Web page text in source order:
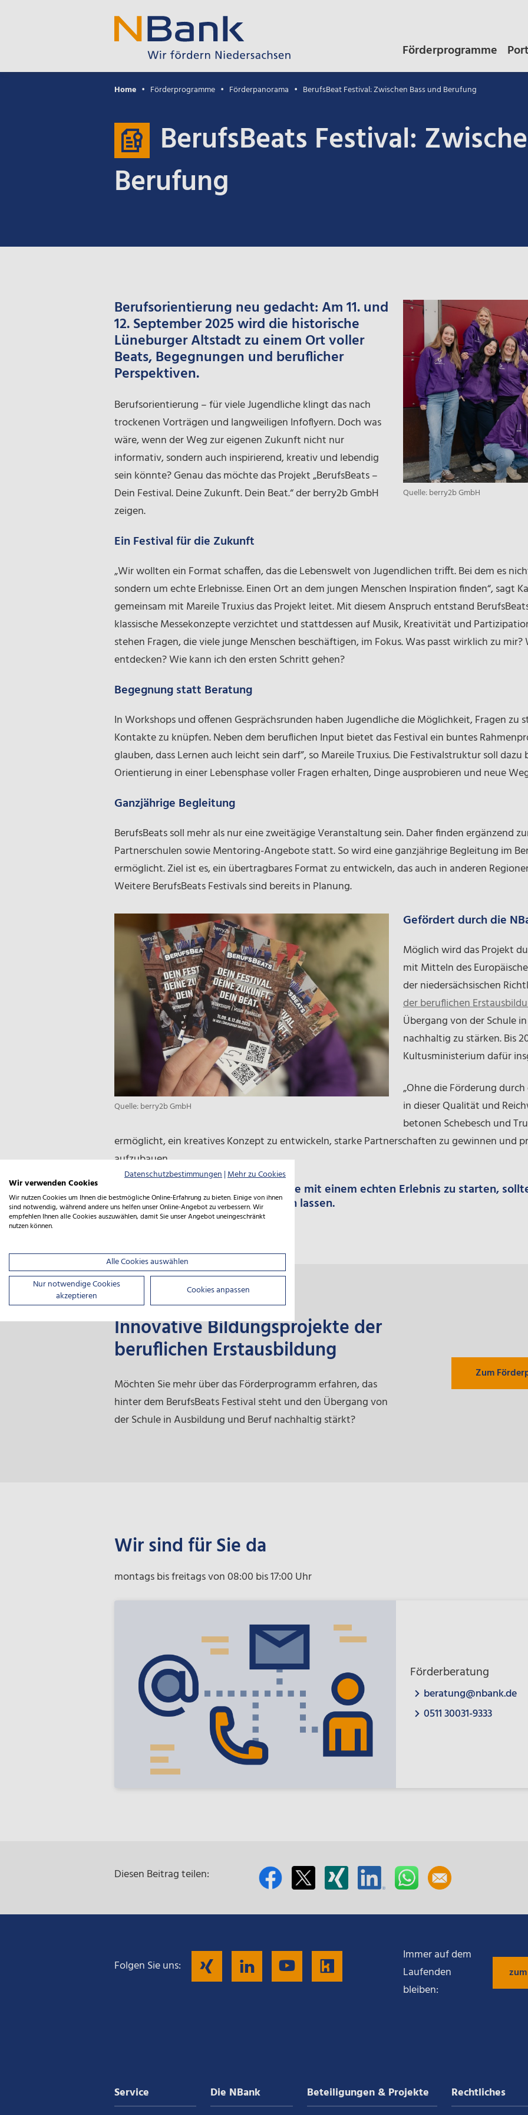
Förderprogramme
Home Förderprogramme Förderpanorama BerufsBeat Festival: Zwischen Bass und Berufung
BerufsBeats Festival:
Berufung
Quelle: berry2b GmbH
Berufsorientierung neu gedacht: Am 11. und
12. September 2025 wird die historische
Lüneburger Altstadt zu einem Ort voller
Beats, Begegnungen und beruflicher
Perspektiven.
Berufsorientierung – für viele Jugendliche klingt das nach
trockenen Vorträgen und langweiligen Infoflyern. Doch was
wäre, wenn der Weg zur eigenen Zukunft nicht nur
informativ, sondern auch inspirierend, kreativ und lebendig
sein könnte? Genau das möchte das Projekt „BerufsBeats –
Dein Festival. Deine Zukunft. Dein Beat.“ der berry2b GmbH
zeigen.
Ein Festival für die Zukunft
„Wir wollten ein Format schaffen, das die Lebenswelt von Jugendlichen trifft. Bei dem es
sondern um echte Erlebnisse. Einen Ort an dem jungen Menschen Inspiration finden“, sagt
gemeinsam mit Mareile Truxius das Projekt leitet. Mit diesem Anspruch entstand
klassische Messekonzepte verzichtet und stattdessen auf Musik, Kreativität und
stehen Fragen, die viele junge Menschen beschäftigen, im Fokus. Was passt wirklich zu
entdecken? Wie kann ich den ersten Schritt gehen?
Begegnung statt Beratung
In Workshops und offenen Gesprächsrunden haben Jugendliche die Möglichkeit, Fragen zu
Kontakte zu knüpfen. Neben dem beruflichen Input bietet das Festival ein buntes
glauben, dass Lernen auch leicht sein darf”, so Mareile Truxius. Die Festivalstruktur soll
Orientierung in einer Lebensphase voller Fragen erhalten, Dinge ausprobieren und neue
Ganzjährige Begleitung
BerufsBeats soll mehr als nur eine zweitägige Veranstaltung sein. Daher finden ergänzend
Partnerschulen sowie Mentoring-Angebote statt. So wird eine ganzjährige Begleitung im
ermöglicht. Ziel ist es, ein übertragbares Format zu entwickeln, das auch in anderen
Weitere BerufsBeats Festivals sind bereits in Planung.
Quelle: berry2b GmbH
Gefördert durch die
Möglich wird das Projekt
mit Mitteln des
der niedersächsischen
der beruflichen
Übergang von der Schule
nachhaltig zu stärken. Bis
Kultusministerium dafür
„Ohne die Förderung
in dieser Qualität und
betonen Schebesch und
ermöglicht, ein kreatives Konzept zu entwickeln, starke Partnerschaften zu gewinnen und
aufzubauen.
Wer Lust hat, seine berufliche Reise mit einem echten Erlebnis zu starten,
12. September 2025 nicht entgehen lassen.
Innovative Bildungsprojekte der
beruflichen Erstausbildung
Möchten Sie mehr über das Förderprogramm erfahren, das
hinter dem BerufsBeats Festival steht und den Übergang von
der Schule in Ausbildung und Beruf nachhaltig stärkt?
Zum
Wir sind für Sie da
montags bis freitags von 08:00 bis 17:00 Uhr
Förderberatung
beratung@nbank.de
0511 30031-9333
Diesen Beitrag teilen:
Folgen Sie uns:
Folgen
auf
FolgenFolgen
auf
Folgen
auf
Immer auf dem
Laufenden
bleiben:
Service
Die NBank
Beteiligungen & Projekte
Rechtliches
Datenschutzbestimmungen|Mehr zu Cookies
Wir verwenden Cookies
Wir nutzen Cookies um Ihnen die bestmögliche Online-Erfahrung zu bieten. Einige von ihnen
sind notwendig, während andere uns helfen unser Online-Angebot zu verbessern. Wir
empfehlen Ihnen alle Cookies auszuwählen, damit Sie unser Angebot uneingeschränkt
nutzen können.
Alle Cookies auswählen
Nur notwendige Cookies
akzeptieren
Cookies anpassen